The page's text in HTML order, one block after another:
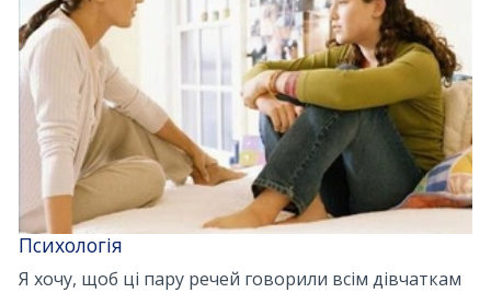
Психологія
Я хочу, щоб ці пару речей говорили всім дівчаткам